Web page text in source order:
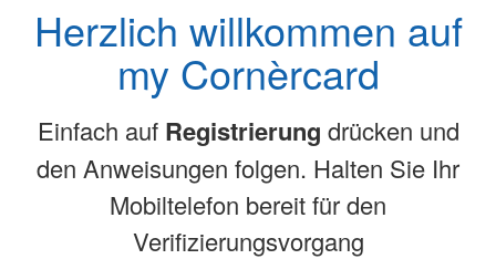
Herzlich willkommen auf
my Cornèrcard
Einfach auf Registrierung drücken und
den Anweisungen folgen. Halten Sie Ihr
Mobiltelefon bereit für den
Verifizierungsvorgang